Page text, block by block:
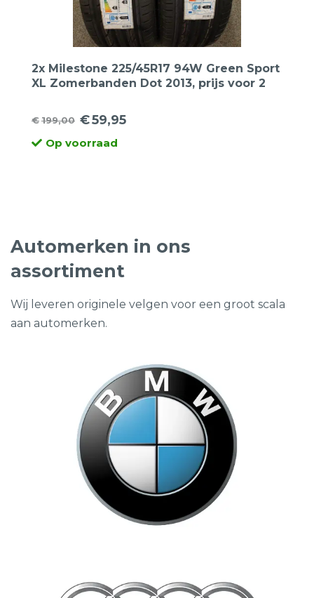
2x Milestone 225/45R17 94W Green Sport
XL Zomerbanden Dot 2013, prijs voor 2
€199,00
Oorspronkelijke
prijs
€59,95
Huidige
prijsOp voorraad
Automerken in ons
assortiment
Wij leveren originele velgen voor een groot scala
aan automerken.